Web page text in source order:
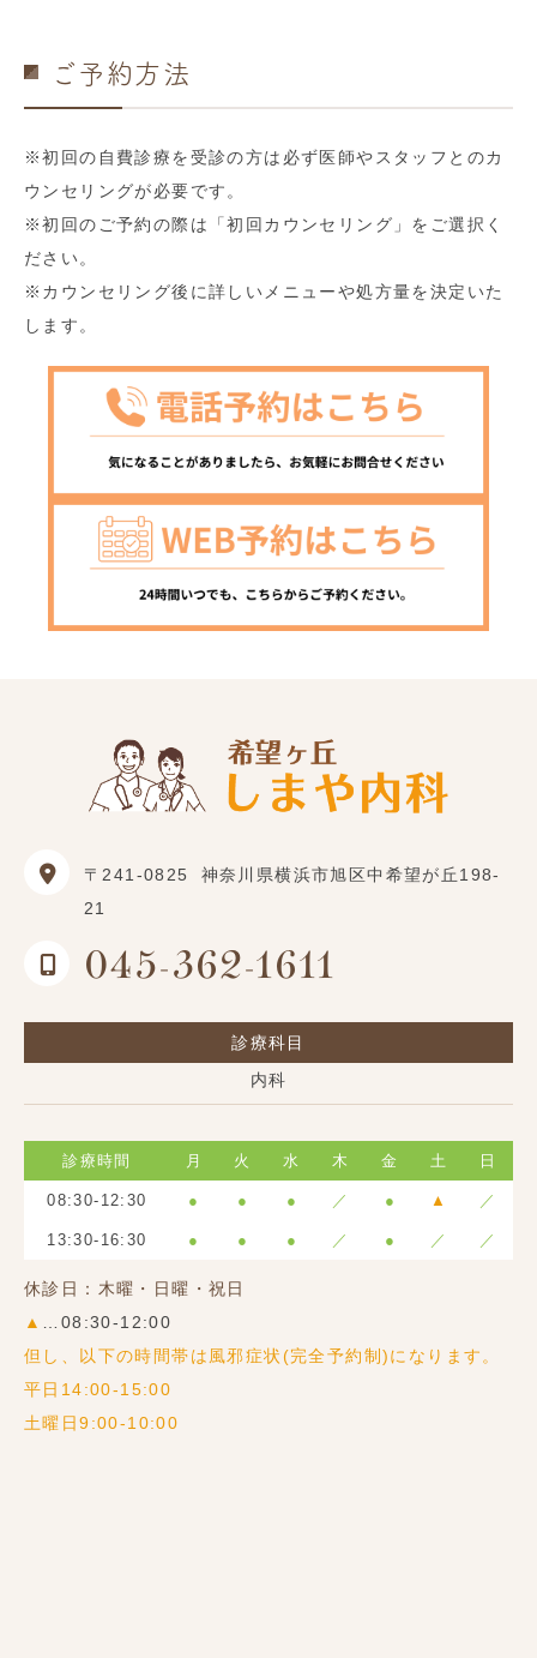
ご予約方法
※初回の自費診療を受診の方は必ず医師やスタッフとのカ
ウンセリングが必要です。
※初回のご予約の際は「初回カウンセリング」をご選択く
ださい。
※カウンセリング後に詳しいメニューや処方量を決定いた
します。
〒241-0825
神奈川県横浜市旭区中希望が丘198-
21
045-362-1611
診療科目
内科
診療時間 月 火 水 木 金 土 日
08:30-12:30 ● ● ● ／ ● ▲ ／
13:30-16:30 ● ● ● ／ ● ／ ／
休診日：木曜・日曜・祝日
▲
…08:30-12:00
但し、以下の時間帯は風邪症状(完全予約制)になります。
平日14:00-15:00
土曜日9:00-10:00